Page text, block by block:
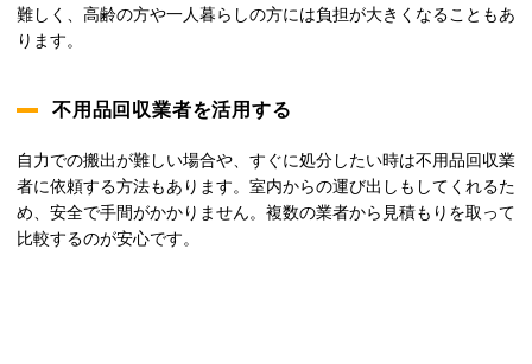
難しく、高齢の方や一人暮らしの方には負担が大きくなることもあ
ります。
不用品回収業者を活用する
自力での搬出が難しい場合や、すぐに処分したい時は不用品回収業
者に依頼する方法もあります。室内からの運び出しもしてくれるた
め、安全で手間がかかりません。複数の業者から見積もりを取って
比較するのが安心です。